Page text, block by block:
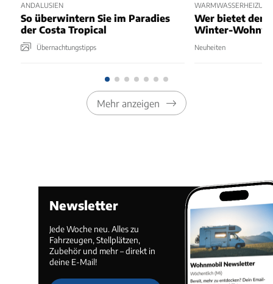
ANDALUSIEN
So überwintern Sie im Paradies
der Costa Tropical
Übernachtungstipps
WARMWASSERHEIZUNG
Wer bietet den
Winter-
Neuheiten
Mehr anzeigen
Newsletter
Jede Woche neu. Alles zu
Fahrzeugen, Stellplätzen,
Zubehör und mehr – direkt in
deine E-Mail!